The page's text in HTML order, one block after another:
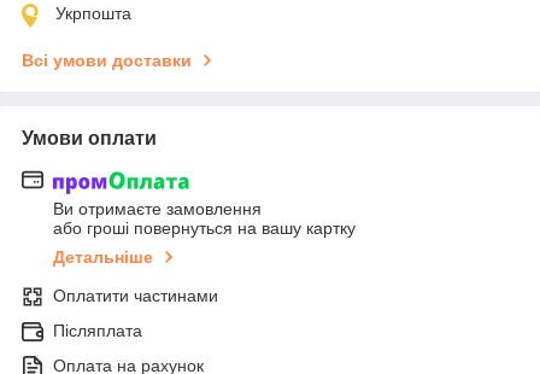
Укрпошта
Всі умови доставки
Умови оплати
Ви отримаєте замовлення
або гроші повернуться на вашу картку
Детальніше
Оплатити частинами
Післяплата
Оплата на рахунок